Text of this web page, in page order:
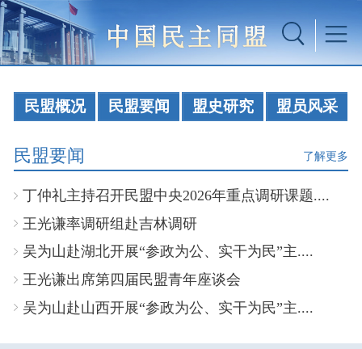
民盟概况 民盟要闻 盟史研究 盟员风采
民盟要闻 了解更多
丁仲礼主持召开民盟中央2026年重点调研课题....
王光谦率调研组赴吉林调研
吴为山赴湖北开展“参政为公、实干为民”主....
王光谦出席第四届民盟青年座谈会
吴为山赴山西开展“参政为公、实干为民”主....